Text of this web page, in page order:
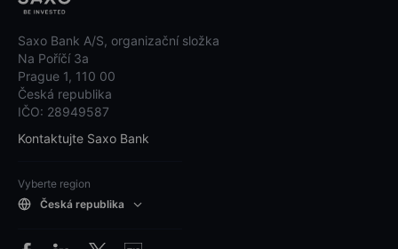
Saxo Bank A/S, organizační složka
Na Poříčí 3a
Prague 1, 110 00
Česká republika
IČO: 28949587
Kontaktujte Saxo Bank
Vyberte region
Česká republika